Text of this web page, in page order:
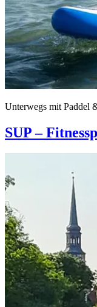
Unterwegs mit Paddel
SUP –